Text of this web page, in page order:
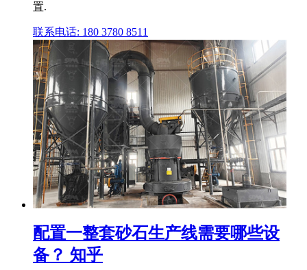
置.
联系电话: 180 3780 8511
配置一整套砂石生产线需要哪些设
备？ 知乎